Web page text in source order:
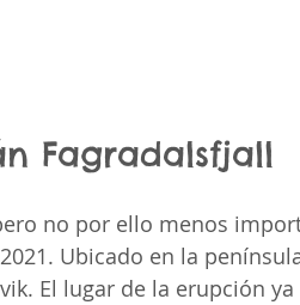
Fagradalsfjall
no por ello menos
Ubicado en la
El lugar de la erupción